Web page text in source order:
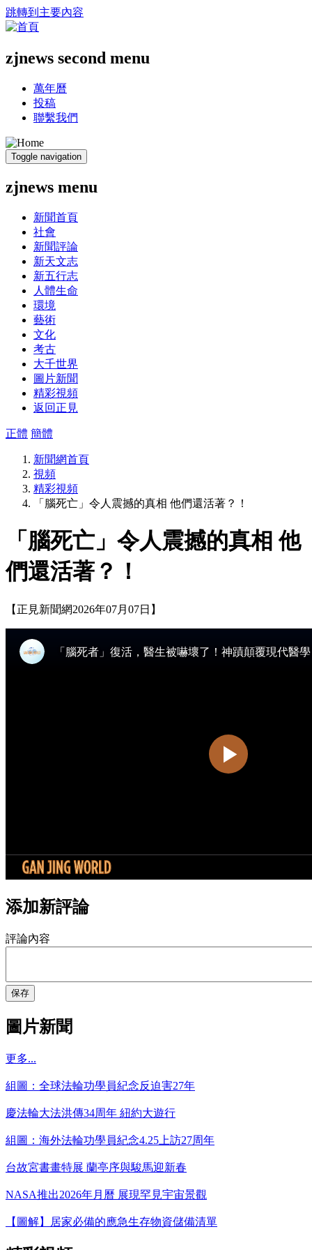
跳轉到主要內容
zjnews second menu
萬年曆
投稿
聯繫我們
Toggle navigation
zjnews menu
新聞首頁
社會
新聞評論
新天文志
新五行志
人體生命
環境
藝術
文化
考古
大千世界
圖片新聞
精彩視頻
返回正見
正體 簡體
新聞網首頁
視頻
精彩視頻
「腦死亡」令人震撼的真相 他們還活著？！
「腦死亡」令人震撼的真相 他
們還活著？！
【正見新聞網2026年07月07日】
添加新評論
評論內容
保存
圖片新聞
更多...
組圖：全球法輪功學員紀念反迫害27年
慶法輪大法洪傳34周年 紐約大遊行
組圖：海外法輪功學員紀念4.25上訪27周年
台故宮書畫特展 蘭亭序與駿馬迎新春
NASA推出2026年月曆 展現罕見宇宙景觀
【圖解】居家必備的應急生存物資儲備清單